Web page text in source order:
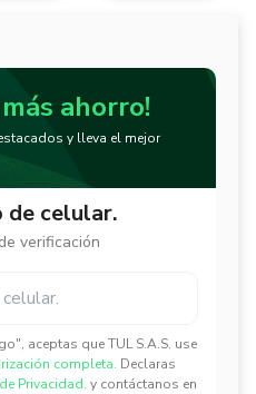
ahorro!
y lleva el mejor
de celular.
verificación
aceptas que TUL S.A.S. use
completa. Declaras
Privacidad. y contáctanos en
✕
✕